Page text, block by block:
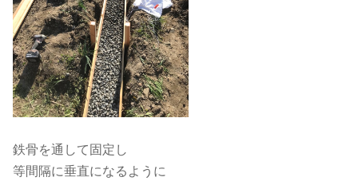
鉄骨を通して固定し
等間隔に垂直になるように